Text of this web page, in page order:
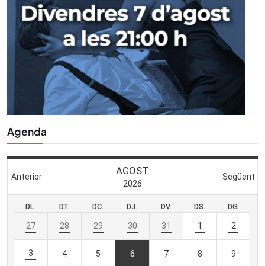
Agenda